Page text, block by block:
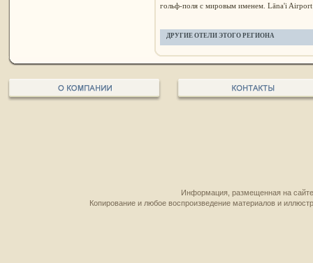
гольф-поля с мировым именем. Lāna'i
ДРУГИЕ ОТЕЛИ ЭТОГО РЕГИОНА
Информация, размещенная на
Копирование и любое воспроизведение материалов и